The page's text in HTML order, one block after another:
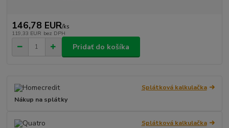
146,78 EUR/ks
119,33 EUR bez DPH
Pridať do košíka
Splátková kalkulačka
Nákup na splátky
Splátková kalkulačka